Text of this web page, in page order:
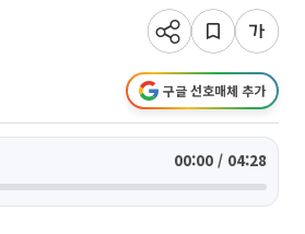
구글 선호매체 추가
00:00 / 04:28